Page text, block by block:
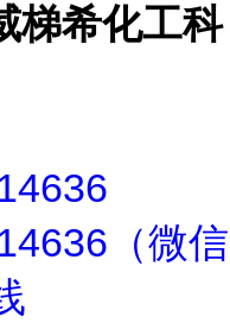
梯希化工科
（微信